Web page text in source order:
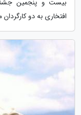
بیست و پنجمین
افتخاری به دو کارگردان